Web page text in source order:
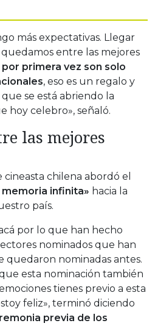
más expectativas. Llegar
quedamos entre las mejores
primera vez son solo
, eso es un regalo y
se está abriendo la
hoy celebro», señaló.
las mejores
chilena abordó el
memoria infinita» hacia la
país.
por lo que han hecho
nominados que han
quedaron nominadas antes.
esta nominación también
tienes previo a esta
feliz», terminó diciendo
previa de los